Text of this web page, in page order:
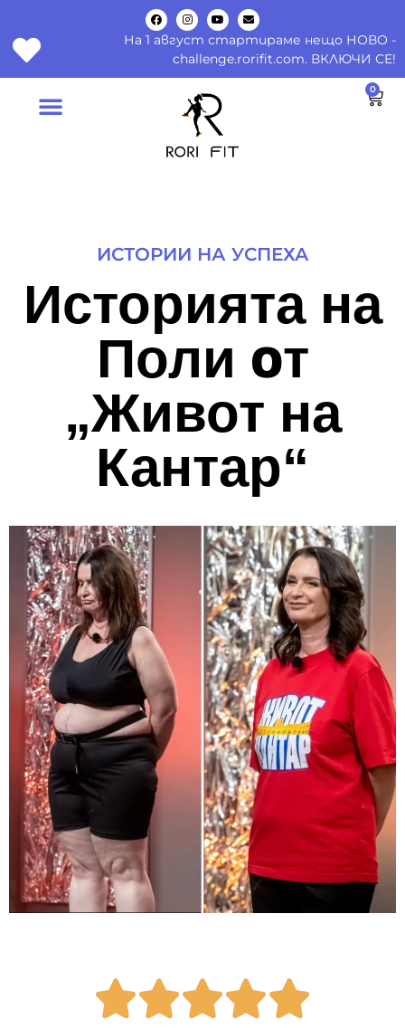
На 1 август стартираме нещо НОВО -
challenge.rorifit.com. ВКЛЮЧИ СЕ!
0
ИСТОРИИ НА УСПЕХА
Историята на
Поли oт
„Живот на
Кантар“